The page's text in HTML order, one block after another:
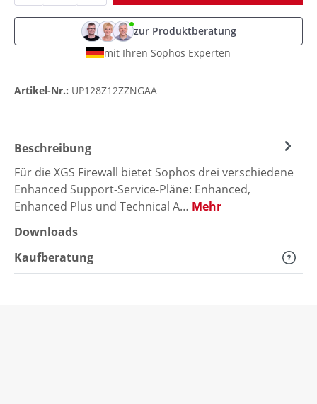
zur Produktberatung
mit Ihren Sophos Experten
Artikel-Nr.: UP128Z12ZZNGAA
Beschreibung
Für die XGS Firewall bietet Sophos drei verschiedene
Enhanced Support-Service-Pläne: Enhanced,
Enhanced Plus und Technical A… Mehr
Downloads
Kaufberatung